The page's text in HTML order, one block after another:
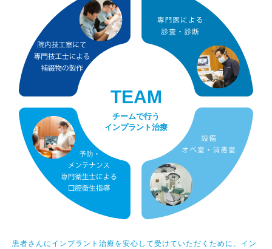
TEAM
チームで行う
インプラント治療
患者さんにインプラント治療を安心して受けていただくために、 イン